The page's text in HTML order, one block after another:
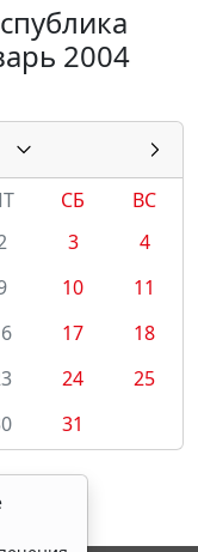
2004
СБ
ВС
3
4
10
11
17
18
24
25
31